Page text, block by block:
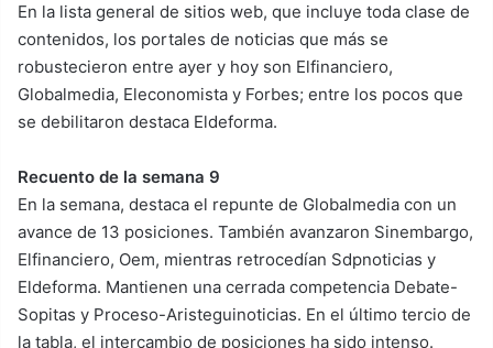
En la lista general de sitios web, que incluye toda clase de
contenidos, los portales de noticias que más se
robustecieron entre ayer y hoy son Elfinanciero,
Globalmedia, Eleconomista y Forbes; entre los pocos que
se debilitaron destaca Eldeforma.
Recuento de la semana 9
En la semana, destaca el repunte de Globalmedia con un
avance de 13 posiciones. También avanzaron Sinembargo,
Elfinanciero, Oem, mientras retrocedían Sdpnoticias y
Eldeforma. Mantienen una cerrada competencia Debate-
Sopitas y Proceso-Aristeguinoticias. En el último tercio de
la tabla, el intercambio de posiciones ha sido intenso.